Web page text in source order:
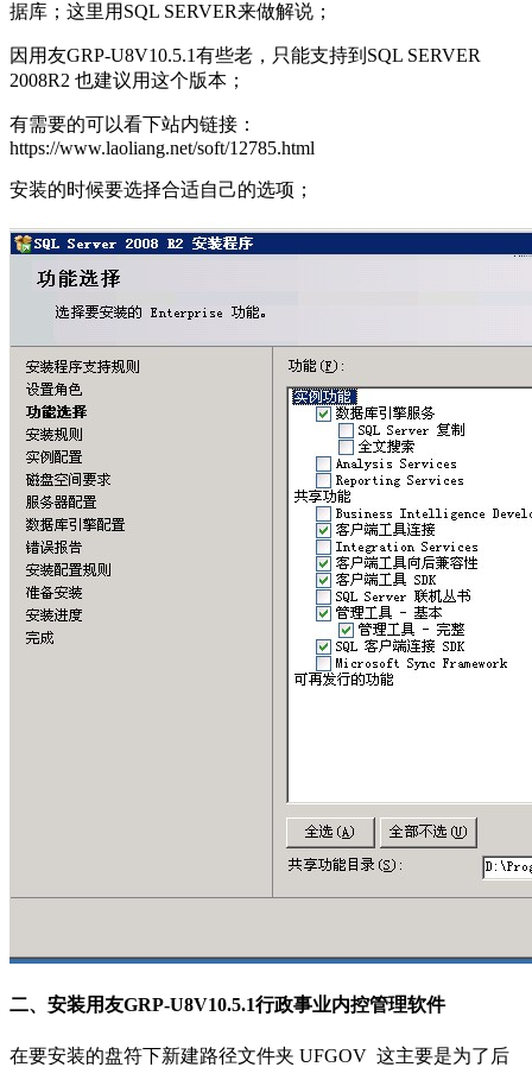
据库；这里用SQL SERVER来做解说；
因用友GRP-U8V10.5.1有些老，只能支持到SQL SERVER
2008R2 也建议用这个版本；
有需要的可以看下站内链接：
https://www.laoliang.net/soft/12785.html
安装的时候要选择合适自己的选项；
二、安装用友GRP-U8V10.5.1行政事业内控管理软件
在要安装的盘符下新建路径文件夹 UFGOV 这主要是为了后